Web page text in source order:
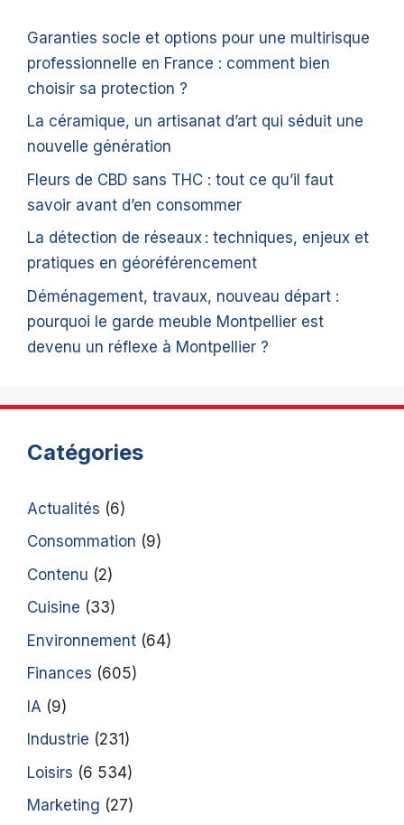
Garanties socle et options pour une multirisque
professionnelle en France : comment bien
choisir sa protection ?
La céramique, un artisanat d’art qui séduit une
nouvelle génération
Fleurs de CBD sans THC : tout ce qu’il faut
savoir avant d’en consommer
La détection de réseaux : techniques, enjeux et
pratiques en géoréférencement
Déménagement, travaux, nouveau départ :
pourquoi le garde meuble Montpellier est
devenu un réflexe à Montpellier ?
Catégories
Actualités (6)
Consommation (9)
Contenu (2)
Cuisine (33)
Environnement (64)
Finances (605)
IA (9)
Industrie (231)
Loisirs (6 534)
Marketing (27)